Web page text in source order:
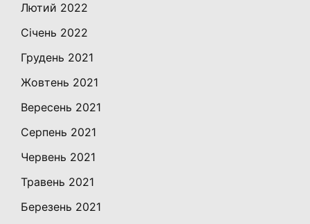
Лютий 2022
Січень 2022
Грудень 2021
Жовтень 2021
Вересень 2021
Серпень 2021
Червень 2021
Травень 2021
Березень 2021